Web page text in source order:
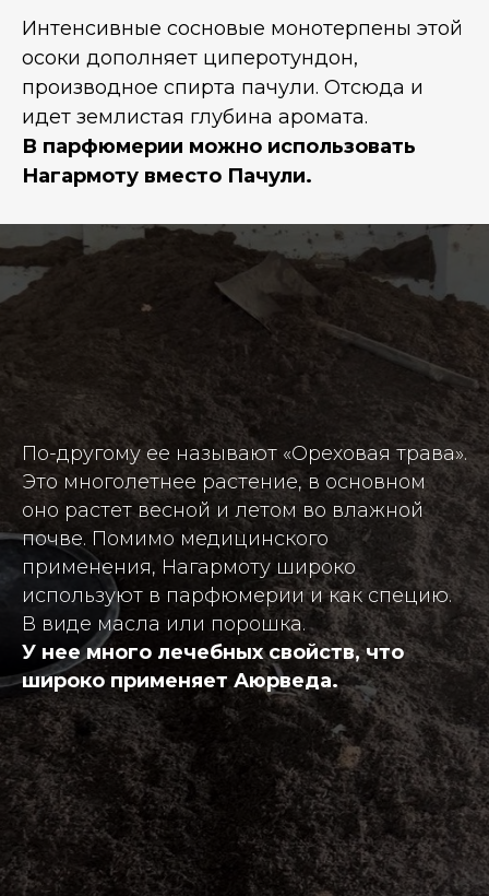
Интенсивные сосновые монотерпены этой
осоки дополняет циперотундон,
производное спирта пачули. Отсюда и
идет землистая глубина аромата.
В парфюмерии можно использовать
Нагармоту вместо Пачули.
По-другому ее называют «Ореховая трава».
Это многолетнее растение, в основном
оно растет весной и летом во влажной
почве. Помимо медицинского
применения, Нагармоту широко
используют в парфюмерии и как специю.
В виде масла или порошка.
У нее много лечебных свойств, что
широко применяет Аюрведа.